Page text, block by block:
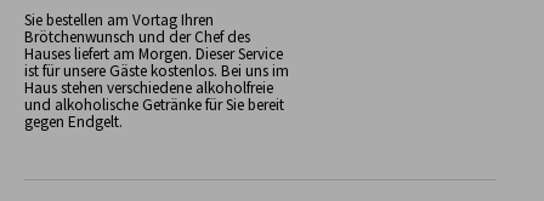
Sie bestellen am Vortag Ihren
Brötchenwunsch und der Chef des
Hauses liefert am Morgen. Dieser Service
ist für unsere Gäste kostenlos. Bei uns im
Haus stehen verschiedene alkoholfreie
und alkoholische Getränke für Sie bereit
gegen Endgelt.